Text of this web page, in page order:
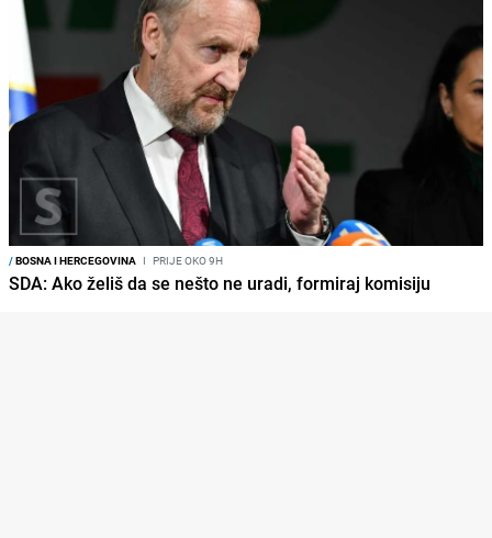
/BOSNA I HERCEGOVINA I PRIJE OKO 9H
SDA: Ako želiš da se nešto ne uradi, formiraj komisiju